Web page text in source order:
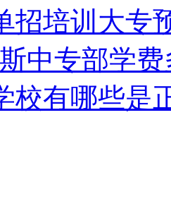
招培训大专
中专部学
校有哪些是